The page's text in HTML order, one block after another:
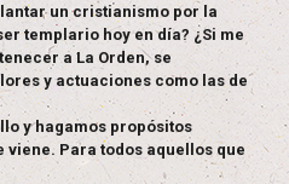
un cristianismo por la
templario hoy en día? ¿Si me
a La Orden, se
y actuaciones como las de
y hagamos propósitos
Para todos aquellos que